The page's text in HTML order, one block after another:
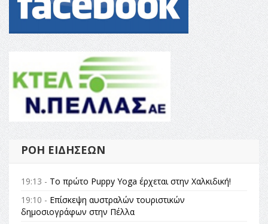
ΡΟΉ ΕΙΔΉΣΕΩΝ
19:13 - Το πρώτο Puppy Yoga έρχεται στην Χαλκιδική!
19:10 - Επίσκεψη αυστραλών τουριστικών
δημοσιογράφων στην Πέλλα